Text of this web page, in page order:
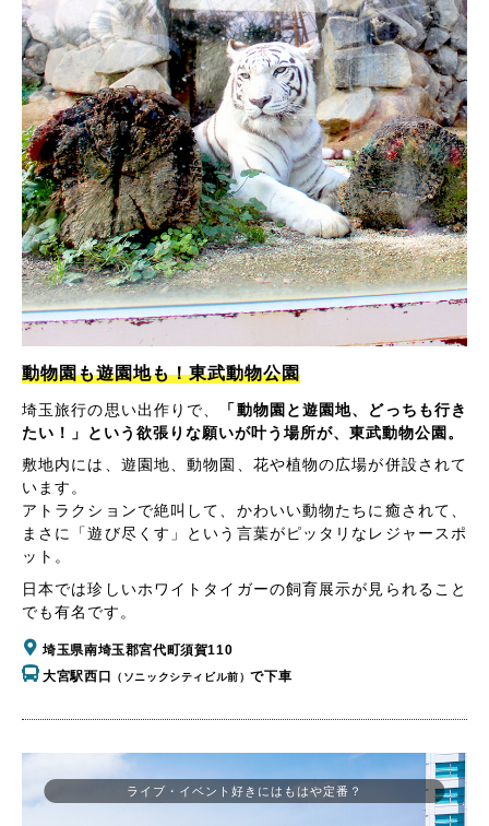
動物園も遊園地も！東武動物公園
埼玉旅行の思い出作りで、
「動物園と遊園地、どっちも行き
たい！」という欲張りな願いが叶う場所が、東武動物公園。
敷地内には、遊園地、動物園、花や植物の広場が併設されて
います。
アトラクションで絶叫して、かわいい動物たちに癒されて、
まさに「遊び尽くす」という言葉がピッタリなレジャースポ
ット。
日本では珍しいホワイトタイガーの飼育展示が見られること
でも有名です。
埼玉県南埼玉郡宮代町須賀110
大宮駅西口
（ソニックシティビル前）で下車
ライブ・イベント好きにはもはや定番？